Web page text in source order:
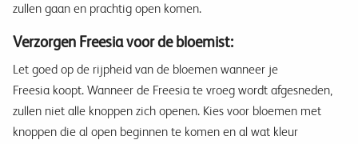
zullen gaan en prachtig open komen.
Verzorgen Freesia voor de bloemist:
Let goed op de rijpheid van de bloemen wanneer je
Freesia koopt. Wanneer de Freesia te vroeg wordt afgesneden,
zullen niet alle knoppen zich openen. Kies voor bloemen met
knoppen die al open beginnen te komen en al wat kleur